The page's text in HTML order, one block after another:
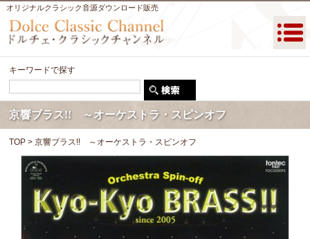
オリジナルクラシック音源ダウンロード販売
キーワードで探す
京響ブラス!! ～オーケストラ・スピンオフ
TOP > 京響ブラス!! ～オーケストラ・スピンオフ